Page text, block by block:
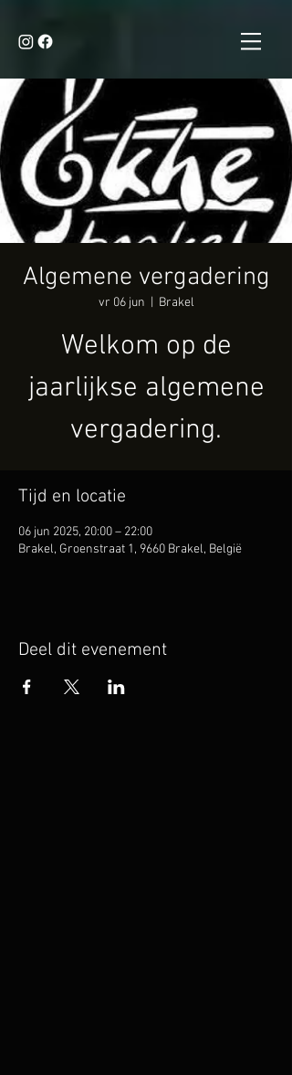
Algemene vergadering
vr 06 jun Brakel
Welkom op de
jaarlijkse algemene
vergadering.
Tijd en locatie
06 jun 2025, 20:00 – 22:00
Brakel, Groenstraat 1, 9660 Brakel, België
Deel dit evenement